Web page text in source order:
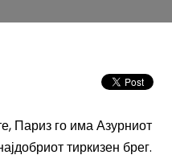
Париз го има Азурниот
тиркизен брег.